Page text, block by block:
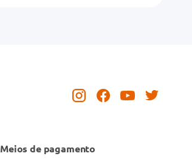
Meios de pagamento